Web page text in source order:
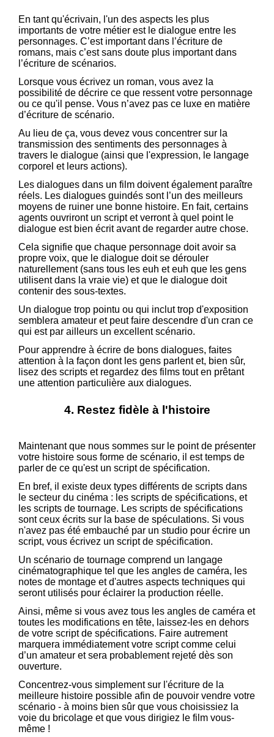
En tant qu'écrivain, l'un des aspects les plus
importants de votre métier est le dialogue entre les
personnages. C’est important dans l’écriture de
romans, mais c’est sans doute plus important dans
l’écriture de scénarios.
Lorsque vous écrivez un roman, vous avez la
possibilité de décrire ce que ressent votre personnage
ou ce qu'il pense. Vous n’avez pas ce luxe en matière
d’écriture de scénario.
Au lieu de ça, vous devez vous concentrer sur la
transmission des sentiments des personnages à
travers le dialogue (ainsi que l'expression, le langage
corporel et leurs actions).
Les dialogues dans un film doivent également paraître
réels. Les dialogues guindés sont l’un des meilleurs
moyens de ruiner une bonne histoire. En fait, certains
agents ouvriront un script et verront à quel point le
dialogue est bien écrit avant de regarder autre chose.
Cela signifie que chaque personnage doit avoir sa
propre voix, que le dialogue doit se dérouler
naturellement (sans tous les euh et euh que les gens
utilisent dans la vraie vie) et que le dialogue doit
contenir des sous-textes.
Un dialogue trop pointu ou qui inclut trop d'exposition
semblera amateur et peut faire descendre d'un cran ce
qui est par ailleurs un excellent scénario.
Pour apprendre à écrire de bons dialogues, faites
attention à la façon dont les gens parlent et, bien sûr,
lisez des scripts et regardez des films tout en prêtant
une attention particulière aux dialogues.
4. Restez fidèle à l'histoire
Maintenant que nous sommes sur le point de présenter
votre histoire sous forme de scénario, il est temps de
parler de ce qu'est un script de spécification.
En bref, il existe deux types différents de scripts dans
le secteur du cinéma : les scripts de spécifications, et
les scripts de tournage. Les scripts de spécifications
sont ceux écrits sur la base de spéculations. Si vous
n'avez pas été embauché par un studio pour écrire un
script, vous écrivez un script de spécification.
Un scénario de tournage comprend un langage
cinématographique tel que les angles de caméra, les
notes de montage et d'autres aspects techniques qui
seront utilisés pour éclairer la production réelle.
Ainsi, même si vous avez tous les angles de caméra et
toutes les modifications en tête, laissez-les en dehors
de votre script de spécifications. Faire autrement
marquera immédiatement votre script comme celui
d’un amateur et sera probablement rejeté dès son
ouverture.
Concentrez-vous simplement sur l'écriture de la
meilleure histoire possible afin de pouvoir vendre votre
scénario - à moins bien sûr que vous choisissiez la
voie du bricolage et que vous dirigiez le film vous-
même !